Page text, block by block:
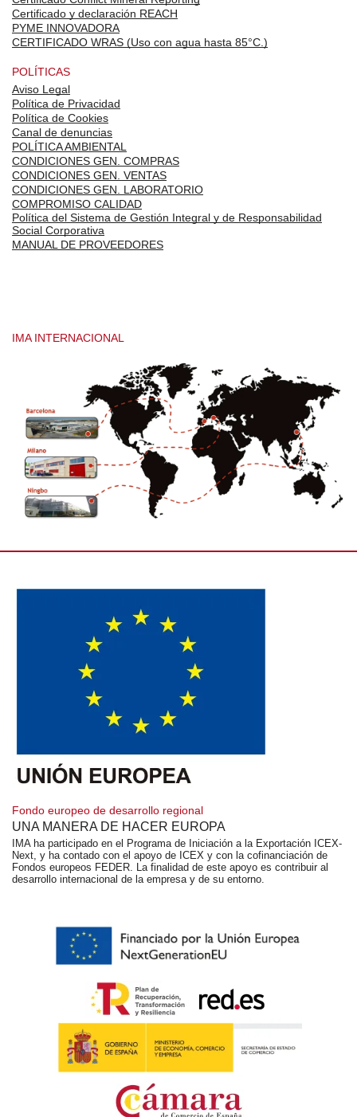
Certificado y declaración REACH
PYME INNOVADORA
CERTIFICADO WRAS (Uso con agua hasta 85°C.)
POLÍTICAS
Aviso Legal
Política de Privacidad
Política de Cookies
Canal de denuncias
POLÍTICA AMBIENTAL
CONDICIONES GEN. COMPRAS
CONDICIONES GEN. VENTAS
CONDICIONES GEN. LABORATORIO
COMPROMISO CALIDAD
Política del Sistema de Gestión Integral y de Responsabilidad
Social Corporativa
MANUAL DE PROVEEDORES
IMA INTERNACIONAL
Fondo europeo de desarrollo regional
UNA MANERA DE HACER EUROPA
IMA ha participado en el Programa de Iniciación a la Exportación ICEX-
Next, y ha contado con el apoyo de ICEX y con la cofinanciación de
Fondos europeos FEDER. La finalidad de este apoyo es contribuir al
desarrollo internacional de la empresa y de su entorno.